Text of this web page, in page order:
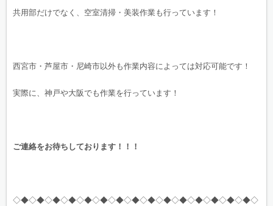
共用部だけでなく、空室清掃・美装作業も行っています！
西宮市・芦屋市・尼崎市以外も作業内容によっては対応可能です！
実際に、神戸や大阪でも作業を行っています！
ご連絡をお待ちしております！！！
◇◆◇◆◇◆◇◆◇◆◇◆◇◆◇◆◇◆◇◆◇◆◇◆◇◆◇◆◇◆◇